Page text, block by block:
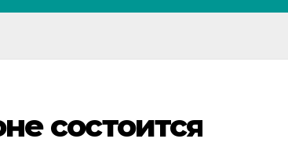
состоится